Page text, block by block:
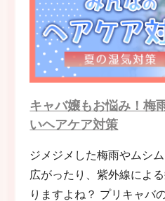
キャバ嬢もお悩み！梅
いヘアケア対策
ジメジメした梅雨やムシ
広がったり、紫外線によ
りますよね？ プリキャバ